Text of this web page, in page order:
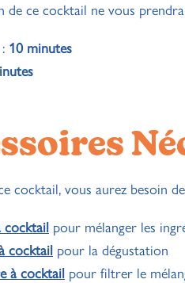
de ce cocktail ne vous
10 minutes
cocktail, vous aurez besoin
cocktail pour mélanger les
cocktail pour la dégustation
à cocktail pour filtrer le